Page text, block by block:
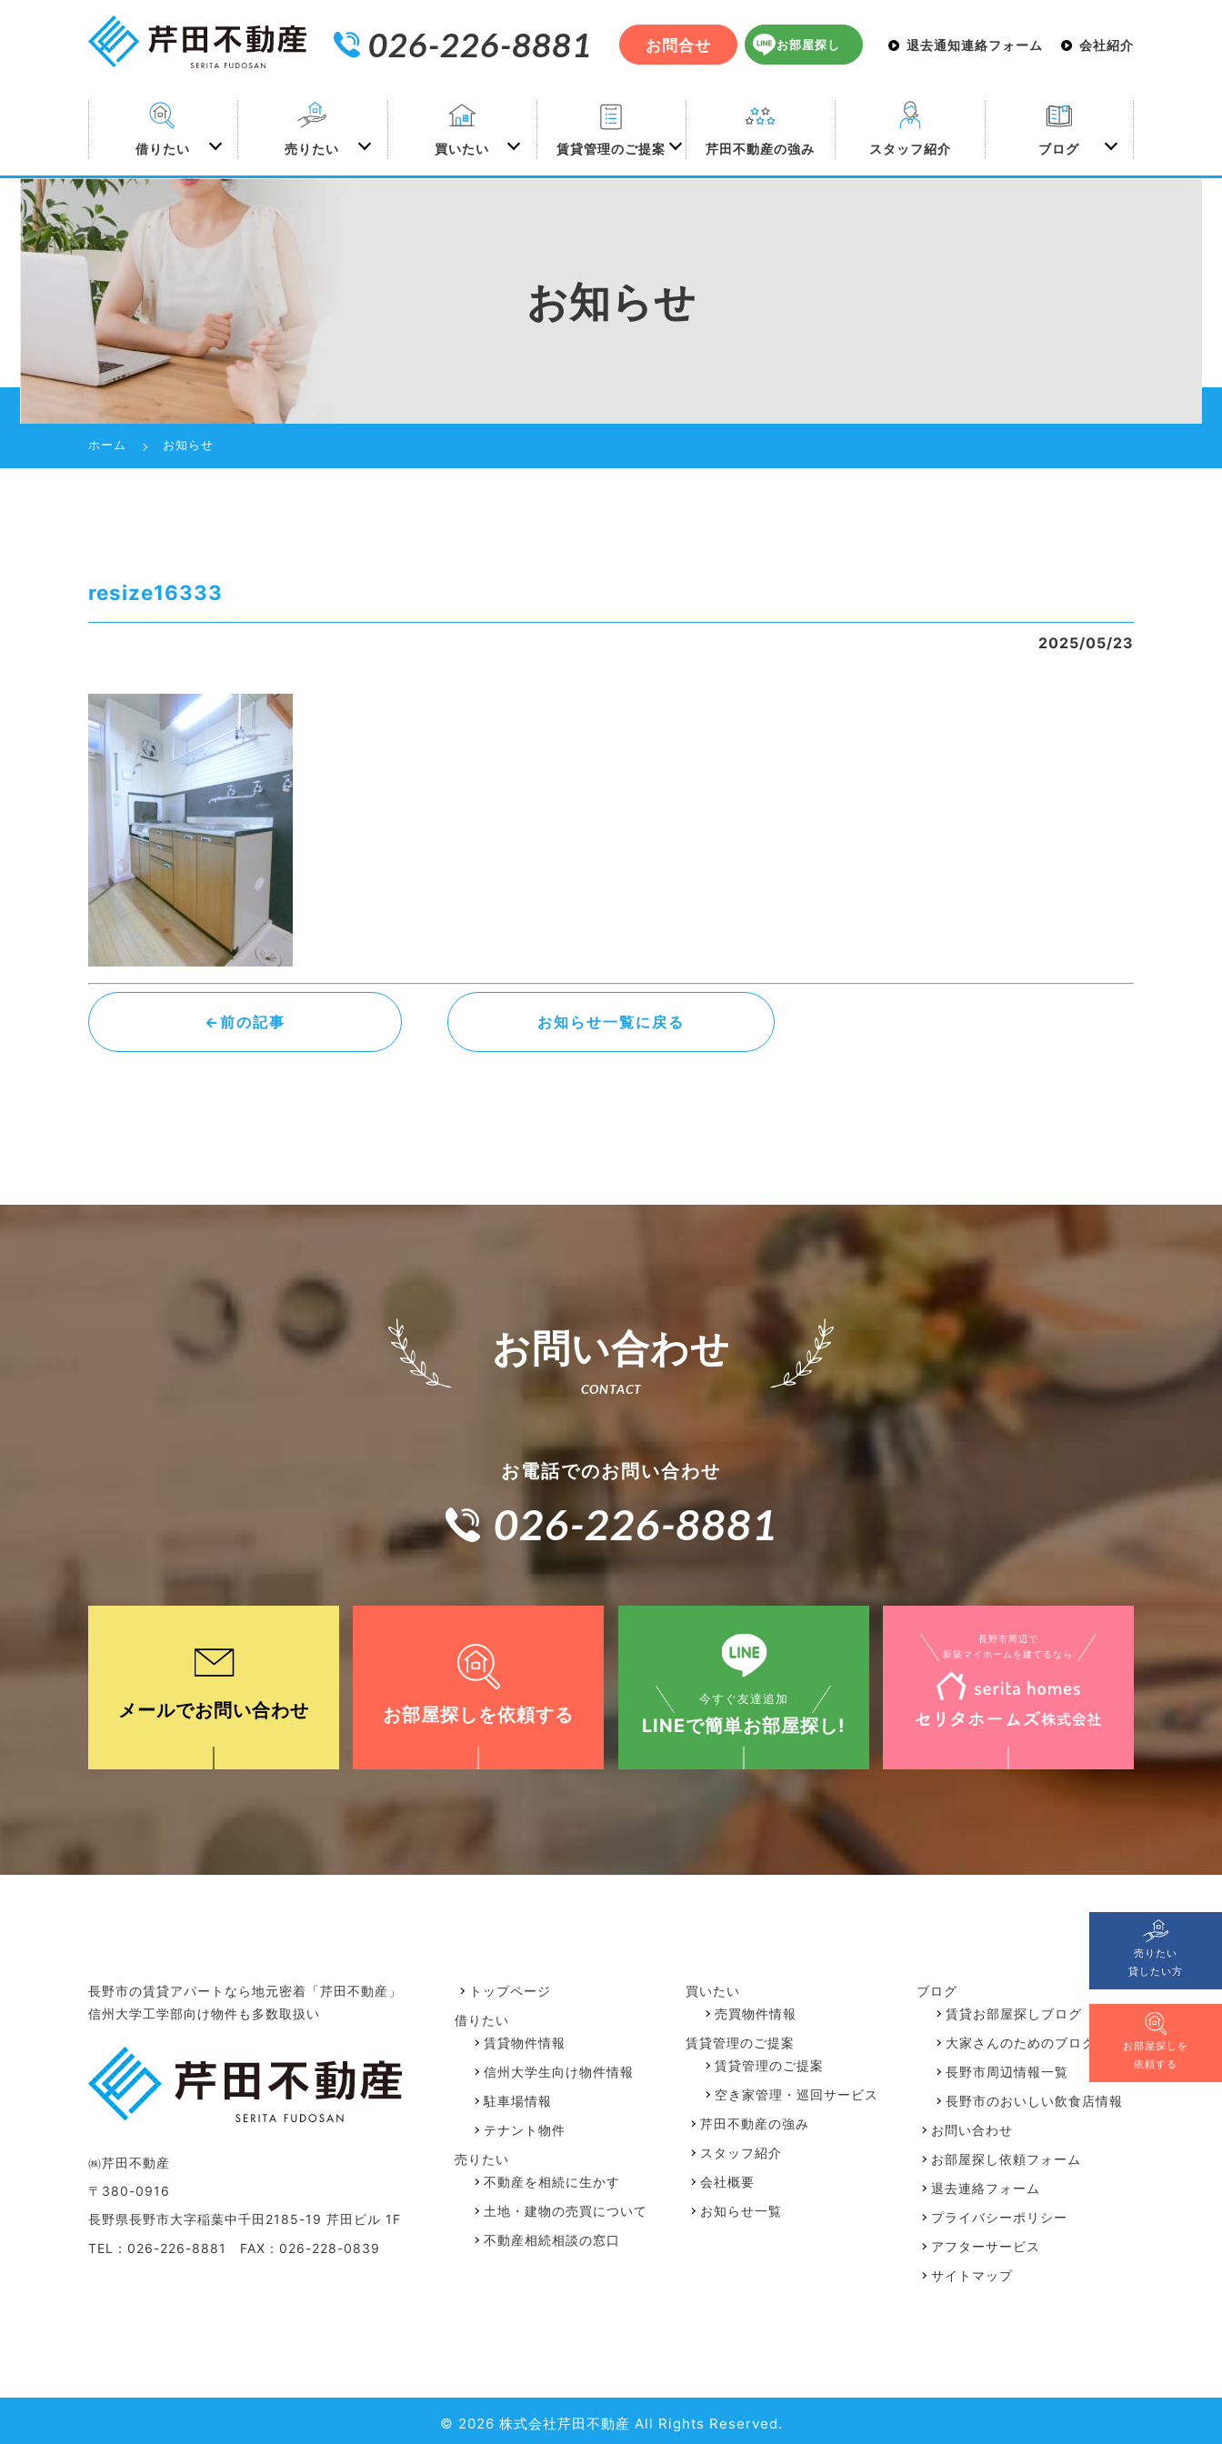
026-226-8881 お問合せ お部屋探し 退去通知連絡フォーム 会社紹介
借りたい 売りたい 買いたい 賃貸管理のご提案 芹田不動産の強み スタッフ紹介 ブログ
売りたい
貸したい方
お部屋探しを
依頼する
お知らせ
ホーム お知らせ
resize16333
2025/05/23
←前の記事 お知らせ一覧に戻る
お問い合わせ
お電話でのお問い合わせ
026-226-8881
メールでお問い合わせ お部屋探しを依頼する
今すぐ友達追加
LINEで簡単お部屋探し!
長野市周辺で
新築マイホームを建てるなら
長野市の賃貸アパートなら地元密着「芹田不動産」
信州大学工学部向け物件も多数取扱い
㈱芹田不動産
〒380-0916
長野県長野市大字稲葉中千田2185-19 芹田ビル 1F
TEL：026-226-8881 FAX：026-228-0839
トップページ
借りたい
賃貸物件情報
信州大学生向け物件情報
駐車場情報
テナント物件
売りたい
不動産を相続に生かす
土地・建物の売買について
不動産相続相談の窓口
買いたい
売買物件情報
賃貸管理のご提案
賃貸管理のご提案
空き家管理・巡回サービス
芹田不動産の強み
スタッフ紹介
会社概要
お知らせ一覧
ブログ
賃貸お部屋探しブログ
大家さんのためのブログ
長野市周辺情報一覧
長野市のおいしい飲食店情報
お問い合わせ
お部屋探し依頼フォーム
退去連絡フォーム
プライバシーポリシー
アフターサービス
サイトマップ
© 2026 株式会社芹田不動産 All Rights Reserved.